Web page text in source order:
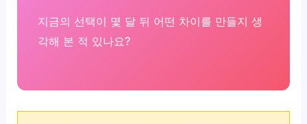
지금의 선택이 몇 달 뒤 어떤 차이를 만들지 생
각해 본 적 있나요?